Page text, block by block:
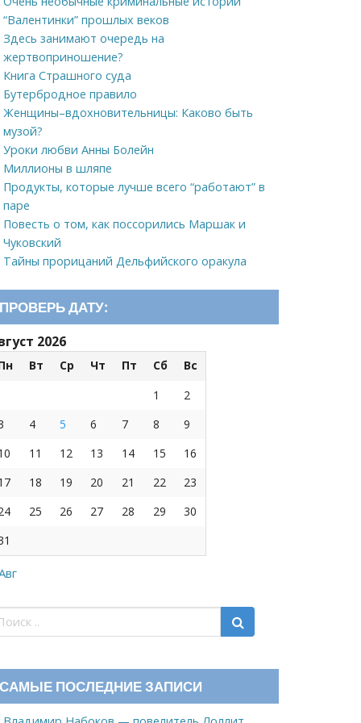
“Валентинки” прошлых веков
Здесь занимают очередь на
жертвоприношение?
Книга Страшного суда
Бутербродное правило
Женщины–вдохновительницы: Каково быть
музой?
Уроки любви Анны Болейн
Миллионы в шляпе
Продукты, которые лучше всего “работают” в
паре
Повесть о том, как поссорились Маршак и
Чуковский
Тайны прорицаний Дельфийского оракула
ПРОВЕРЬ ДАТУ:
2026
Вт Ср Чт Пт Сб
Вс
1
2
4 5 6 7 8
9
11 12 13 14 15
16
18 19 20 21 22
23
25 26 27 28 29
30
САМЫЕ ПОСЛЕДНИЕ ЗАПИСИ